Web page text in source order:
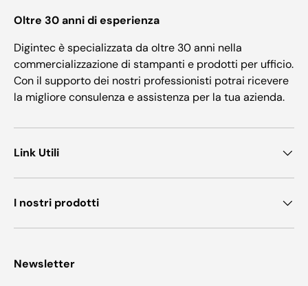
Oltre 30 anni di esperienza
Digintec è specializzata da oltre 30 anni nella
commercializzazione di stampanti e prodotti per ufficio.
Con il supporto dei nostri professionisti potrai ricevere
la migliore consulenza e assistenza per la tua azienda.
Link Utili
I nostri prodotti
Newsletter